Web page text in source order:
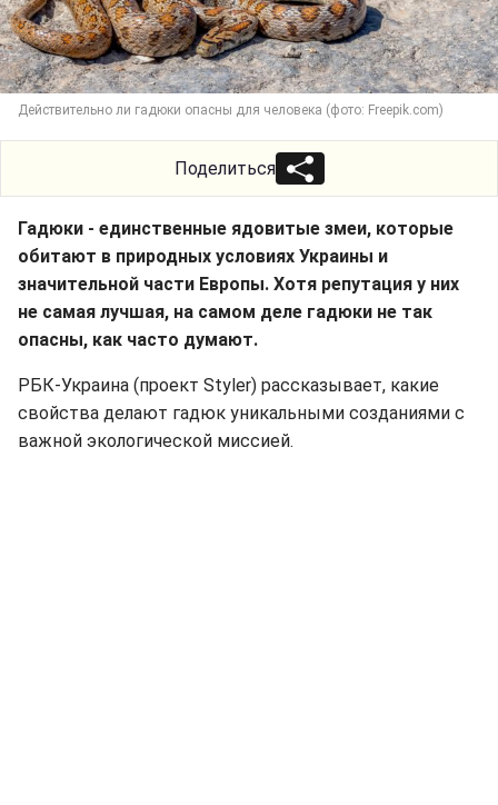
Действительно ли гадюки опасны для человека (фото: Freepik.com)
Поделиться
Гадюки - единственные ядовитые змеи, которые
обитают в природных условиях Украины и
значительной части Европы. Хотя репутация у них
не самая лучшая, на самом деле гадюки не так
опасны, как часто думают.
РБК-Украина (проект Styler) рассказывает, какие
свойства делают гадюк уникальными созданиями с
важной экологической миссией.